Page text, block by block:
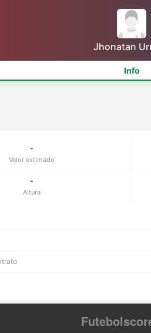
Jhonatan
Info
-
Valor estimado
-
Altura